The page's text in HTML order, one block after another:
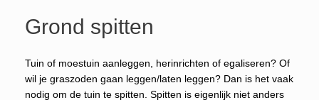
Grond spitten
Tuin of moestuin aanleggen, herinrichten of egaliseren? Of
wil je graszoden gaan leggen/laten leggen? Dan is het vaak
nodig om de tuin te spitten. Spitten is eigenlijk niet anders